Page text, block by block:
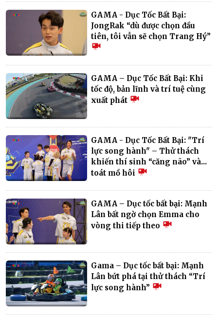
GAMA - Dục Tốc Bất Bại:
JongRak “dù được chọn đầu
tiên, tôi vẫn sẽ chọn Trang Hý”
GAMA – Dục Tốc Bất Bại: Khi
tốc độ, bản lĩnh và trí tuệ cùng
xuất phát
GAMA - Dục Tốc Bất Bại: "Trí
lực song hành" – Thử thách
khiến thí sinh “căng não” và...
toát mồ hôi
GAMA – Dục tốc bất bại: Mạnh
Lân bất ngờ chọn Emma cho
vòng thi tiếp theo
Gama – Dục tốc bất bại: Mạnh
Lân bứt phá tại thử thách “Trí
lực song hành”